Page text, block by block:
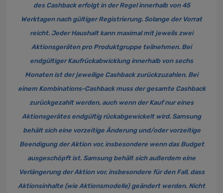
des Cashback erfolgt in der Regel innerhalb von 45
Werktagen nach gültiger Registrierung. Solange der Vorrat
reicht. Jeder Haushalt kann maximal mit jeweils zwei
Aktionsgeräten pro Produktgruppe teilnehmen. Bei
endgültiger Kaufrückabwicklung innerhalb von sechs
Monaten ist der jeweilige Cashback zurückzuzahlen. Bei
einem Kombinations-Cashback muss der gesamte Cashback
zurückgezahlt werden, auch wenn der Kauf nur eines
Aktionsgerätes endgültig rückabgewickelt wird. Samsung
behält sich eine vorzeitige Änderung und/oder vorzeitige
Beendigung der Aktion vor, insbesondere wenn das Budget
ausgeschöpft ist. Samsung behält sich außerdem eine
Verlängerung der Aktion vor, insbesondere für den Fall, dass
Aktionsinhalte (wie Aktionsmodelle) geändert werden. Nicht